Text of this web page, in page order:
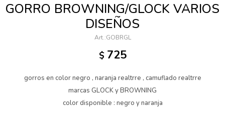
GORRO BROWNING/GLOCK VARIOS
DISEÑOS
GOBRGL
$ 725
gorros en color negro , naranja realtrre , camuflado realtrre
marcas GLOCK y BROWNING
color disponible : negro y naranja